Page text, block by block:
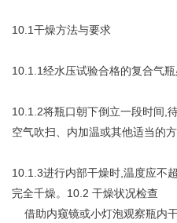
10.1干燥方法与要求
10.1.1经水压试验合格的复合气
10.1.2将瓶口朝下倒立一段时间,
空气吹扫、内加温或其他适当的
10.1.3进行内部干燥时,温度应不
完全千燥。10.2 干燥状况检查
借助内窥镜或小灯泡观察瓶内